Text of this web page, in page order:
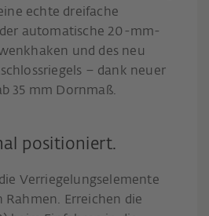
echte dreifache
automatische 20-mm-
und des neu
– dank neuer
35 mm Dornmaß.
positioniert.
Verriegelungselemente
Rahmen. Erreichen die